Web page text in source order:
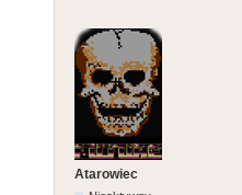
Atarowiec